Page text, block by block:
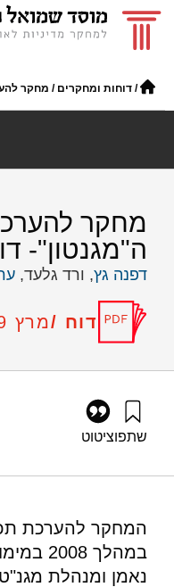
/ דוחות ומחקרים / מחקר
מחקר
ה"מגנטון"-
דפנה גץ, ורד גלעד,
דוח /מרץ 2009
שתפוציטוט
המחקר להערכת
במהלך
נאמן ומנהלת